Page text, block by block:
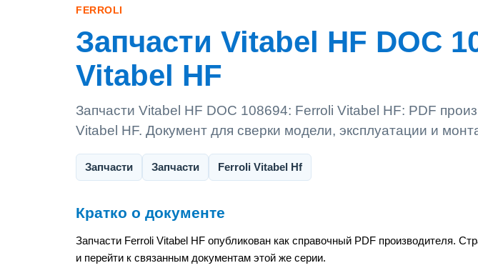
FERROLI
Запчасти Vitabel HF DOC
Vitabel HF
Запчасти Vitabel HF DOC 108694: Ferroli Vitabel HF: PDF
Vitabel HF. Документ для сверки модели, эксплуатации и
Запчасти Запчасти Ferroli Vitabel Hf
Кратко о документе
Запчасти Ferroli Vitabel HF опубликован как справочный PDF производителя.
и перейти к связанным документам этой же серии.